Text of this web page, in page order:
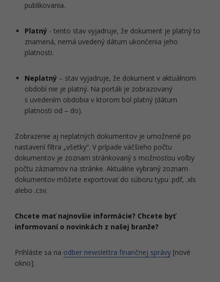
publikovania.
Platný - tento stav vyjadruje, že dokument je platný to
znamená, nemá uvedený dátum ukončenia jeho
platnosti.
Neplatný – stav vyjadruje, že dokument v aktuálnom
období nie je platný. Na portáli je zobrazovaný
s uvedením obdobia v ktorom bol platný (dátum
platnosti od – do).
Zobrazenie aj neplatných dokumentov je umožnené po
nastavení filtra „všetky“. V prípade väčšieho počtu
dokumentov je zoznam stránkovaný s možnosťou voľby
počtu záznamov na stránke. Aktuálne vybraný zoznam
dokumentov môžete exportovať do súboru typu .pdf, .xls
alebo .csv.
Chcete mať najnovšie informácie? Chcete byť
informovaní o novinkách z našej branže?
Prihláste sa na odber newslettra finančnej správy [nové
okno].